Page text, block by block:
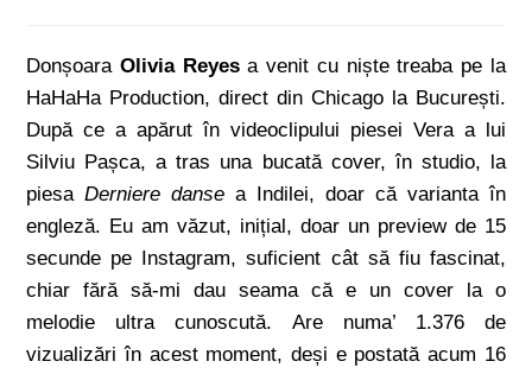
DonșoaraOlivia Reyesa venit cu niște treaba pe la
HaHaHa Production, direct din Chicago la București.
După ce a apărut în videoclipului piesei Vera a lui
Silviu Pașca, a tras una bucată cover, în studio, la
piesaDerniere dansea Indilei, doar că varianta în
engleză. Eu am văzut, inițial, doar un preview de 15
secunde pe Instagram, suficient cât să fiu fascinat,
chiar fără să-mi dau seama că e un cover la o
melodie ultra cunoscută. Are numa’ 1.376 de
vizualizări în acest moment, deși e postată acum 16